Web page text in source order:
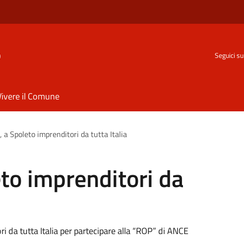
Seguici su
il Comune
a Spoleto imprenditori da tutta Italia
imprenditori da
da tutta Italia per partecipare alla “ROP” di ANCE